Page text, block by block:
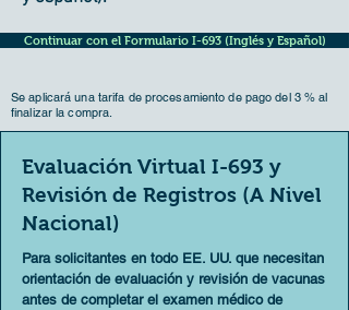
Continuar con el Formulario I-693 (Inglés y Español)
Se aplicará una tarifa de procesamiento de pago del 3 % al
finalizar la compra.
Evaluación Virtual I-693 y
Revisión de Registros (A Nivel
Nacional)
Para solicitantes en todo EE. UU. que necesitan
orientación de evaluación y revisión de vacunas
antes de completar el examen médico de